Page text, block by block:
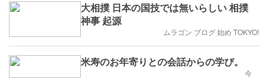
大相撲 日本の国技では無いらしい 相撲
神事 起源
ムラゴン ブログ 始め TOKYO!
米寿のお年寄りとの会話からの学び。
今